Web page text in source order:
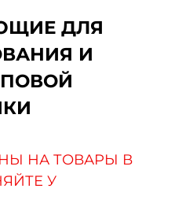
ДЛЯ
И
НА ТОВАРЫ В
У